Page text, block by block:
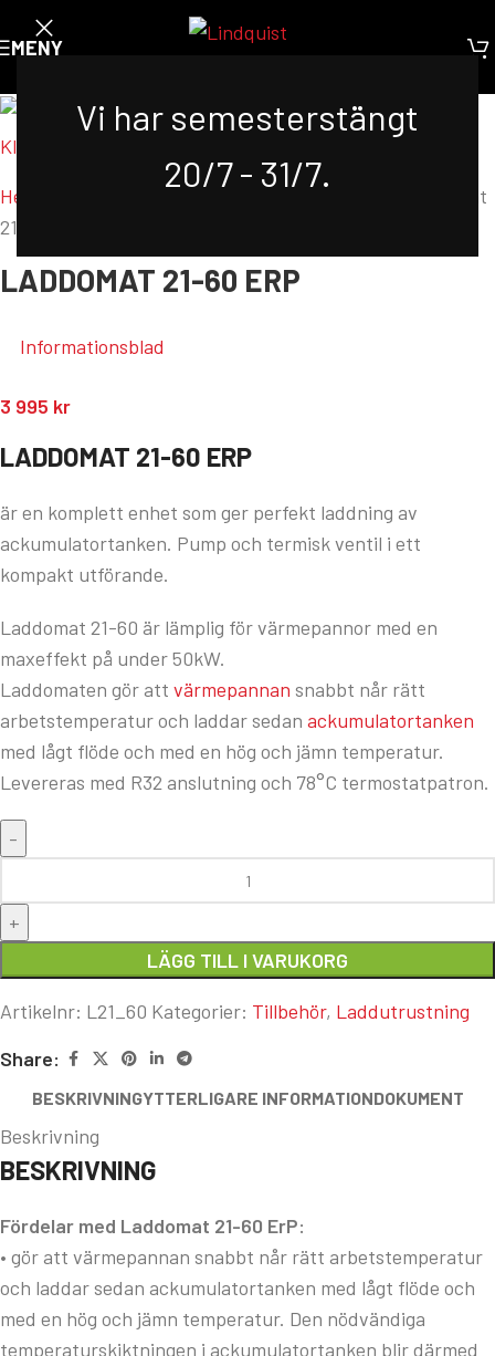
Vi har semesterstängt
20/7 - 31/7.
MENY
Klicka för att förstora
Hem
Laddomat
21-60 ErP
LADDOMAT 21-60 ERP
Informationsblad
3 995 kr
LADDOMAT 21-60 ERP
är en komplett enhet som ger perfekt laddning av
ackumulatortanken. Pump och termisk ventil i ett
kompakt utförande.
Laddomat 21-60 är lämplig för värmepannor med en
maxeffekt på under 50kW.
Laddomaten gör att värmepannan snabbt når rätt
arbetstemperatur och laddar sedan ackumulatortanken
med lågt flöde och med en hög och jämn temperatur.
Levereras med R32 anslutning och 78°C termostatpatron.
LÄGG TILL I VARUKORG
Artikelnr: L21_60 Kategorier: Tillbehör, Laddutrustning
Share:
BESKRIVNINGYTTERLIGARE INFORMATIONDOKUMENT
Beskrivning
BESKRIVNING
Fördelar med Laddomat 21-60 ErP:
• gör att värmepannan snabbt når rätt arbetstemperatur
och laddar sedan ackumulatortanken med lågt flöde och
med en hög och jämn temperatur. Den nödvändiga
temperaturskiktningen i ackumulatortanken blir därmed